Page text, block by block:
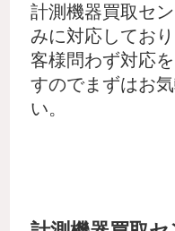
計測機器買取セ
みに対応してお
客様問わず対応
すのでまずはお
い。